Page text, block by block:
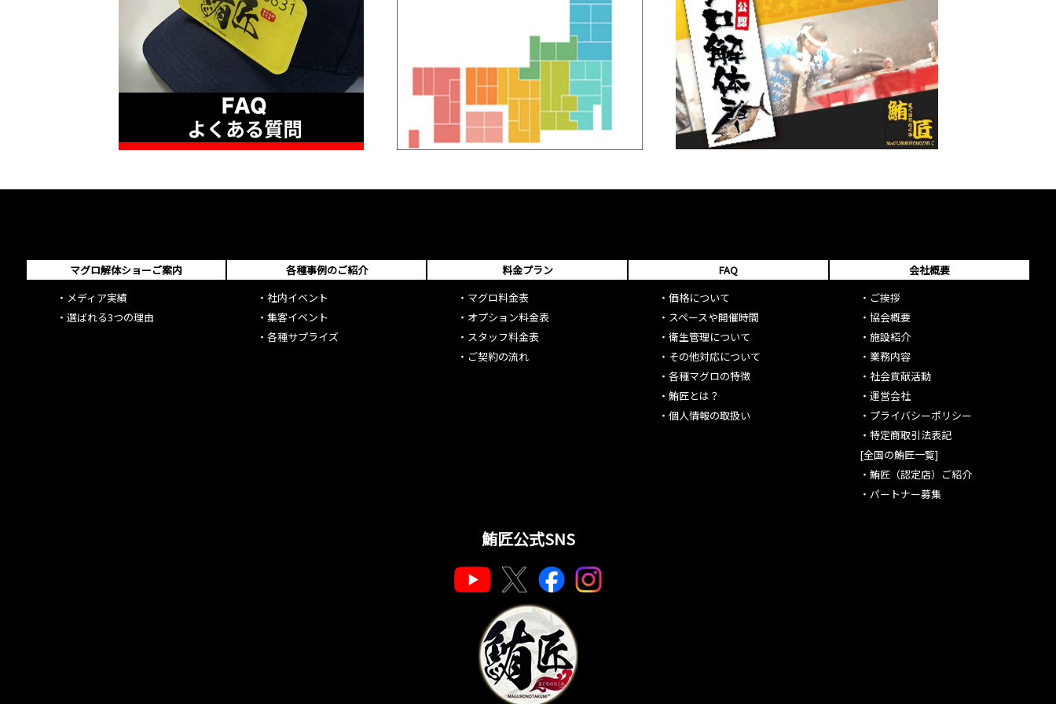
マグロ解体ショーご案内
・ メディア実績
・ 選ばれる3つの理由
各種事例のご紹介
・ 社内イベント
・ 集客イベント
・ 各種サプライズ
料金プラン
・ マグロ料金表
・ オプション料金表
・ スタッフ料金表
・ ご契約の流れ
FAQ
・価格について
・ スペースや開催時間
・衛生管理について
・ その他対応について
・各種マグロの特徴
・鮪匠とは？
・個人情報の取扱い
会社概要
・ ご挨拶
・協会概要
・施設紹介
・ 業務内容
・社会貢献活動
・運営会社
・ プライバシーポリシー
・特定商取引法表記
[全国の鮪匠一覧]
・鮪匠（認定店）ご紹介
・パートナー募集
鮪匠公式SNS